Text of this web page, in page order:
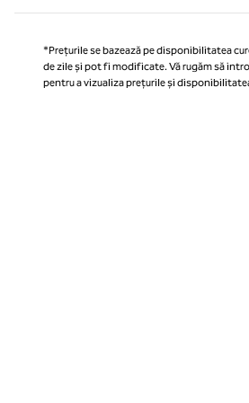
*Prețurile se bazează pe disponibilitatea
de zile și pot fi modificate. Vă rugăm să
pentru a vizualiza prețurile și